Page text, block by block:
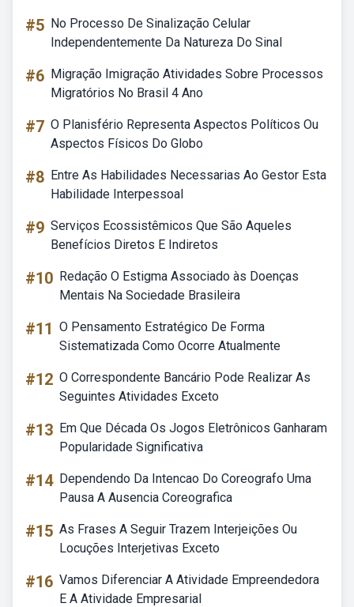
#5 No Processo De Sinalização Celular
Independentemente Da Natureza Do Sinal
#6 Migração Imigração Atividades Sobre Processos
Migratórios No Brasil 4 Ano
#7 O Planisfério Representa Aspectos Políticos Ou
Aspectos Físicos Do Globo
#8 Entre As Habilidades Necessarias Ao Gestor Esta
Habilidade Interpessoal
#9 Serviços Ecossistêmicos Que São Aqueles
Benefícios Diretos E Indiretos
#10 Redação O Estigma Associado às Doenças
Mentais Na Sociedade Brasileira
#11 O Pensamento Estratégico De Forma
Sistematizada Como Ocorre Atualmente
#12 O Correspondente Bancário Pode Realizar As
Seguintes Atividades Exceto
#13 Em Que Década Os Jogos Eletrônicos Ganharam
Popularidade Significativa
#14 Dependendo Da Intencao Do Coreografo Uma
Pausa A Ausencia Coreografica
#15 As Frases A Seguir Trazem Interjeições Ou
Locuções Interjetivas Exceto
#16 Vamos Diferenciar A Atividade Empreendedora
E A Atividade Empresarial